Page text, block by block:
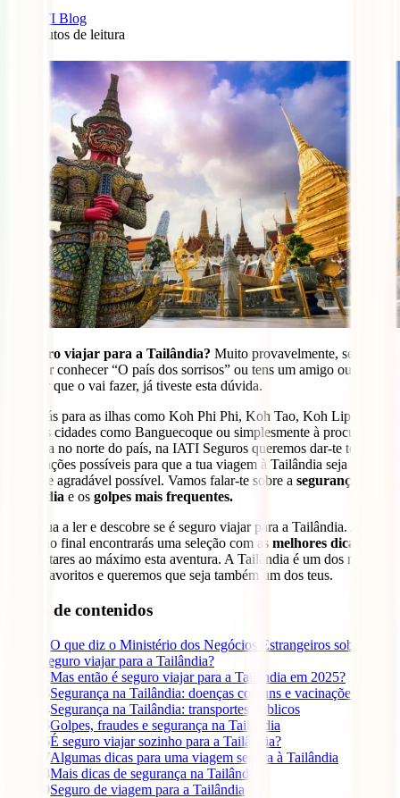
IATI Blog
minutos de leitura
É seguro viajar para a Tailândia? Muito provavelmente, se estás
a pensar conhecer “O país dos sorrisos” ou tens um amigo ou
familiar que o vai fazer, já tiveste esta dúvida.
Quer vás para as ilhas como Koh Phi Phi, Koh Tao, Koh Lipe, a
grandes cidades como Banguecoque ou simplesmente à procura da
natureza no norte do país, na IATI Seguros queremos dar-te todas as
informações possíveis para que a tua viagem à Tailândia seja o mais
segura e agradável possível. Vamos falar-te sobre a segurança na
Tailândia e os golpes mais frequentes.
Continua a ler e descobre se é seguro viajar para a Tailândia. Além
disso, no final encontrarás uma seleção com as melhores dicas
aproveitares ao máximo esta aventura. A Tailândia é um dos nossos
países favoritos e queremos que seja também um dos teus.
Tabla de contenidos
O que diz o Ministério dos Negócios Estrangeiros sobre se é
seguro viajar para a Tailândia?
Mas então é seguro viajar para a Tailândia em 2025?
Segurança na Tailândia: doenças comuns e vacinações
4Segurança na Tailândia: transportes públicos
5Golpes, fraudes e segurança na Tailândia
6É seguro viajar sozinho para a Tailândia?
7Algumas dicas para uma viagem segura à Tailândia
8Mais dicas de segurança na Tailândia
9Seguro de viagem para a Tailândia